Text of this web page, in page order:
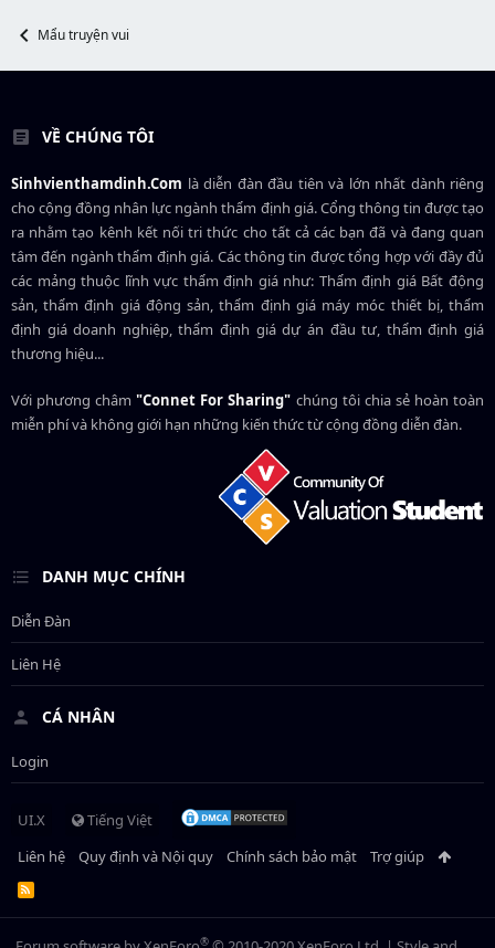
Mẩu truyện vui
VỀ CHÚNG TÔI
Sinhvienthamdinh.Com là diễn đàn đầu tiên và lớn nhất dành riêng
cho cộng đồng nhân lực ngànhthẩm định giá. Cổng thông tin được tạo
ra nhằm tạo kênh kết nối tri thức cho tất cả các bạn đã và đang quan
tâm đến ngành thẩm định giá. Các thông tin được tổng hợp với đầy đủ
các mảng thuộc lĩnh vực thẩm định giá như: Thẩm định giá Bất động
sản, thẩm định giá động sản, thẩm định giá máy móc thiết bị, thẩm
định giá doanh nghiệp, thẩm định giá dự án đầu tư, thẩm định giá
thương hiệu...
Với phương châm"Connet For Sharing" chúng tôi chia sẻ hoàn toàn
miễn phí và không giới hạn những kiến thức từ cộng đồng diễn đàn.
DANH MỤC CHÍNH
Diễn Đàn
Liên Hệ
CÁ NHÂN
Login
UI.X
Tiếng Việt
Liên hệ
Quy định và Nội quy Chính sách bảo mật Trợ giúp
R
S
®